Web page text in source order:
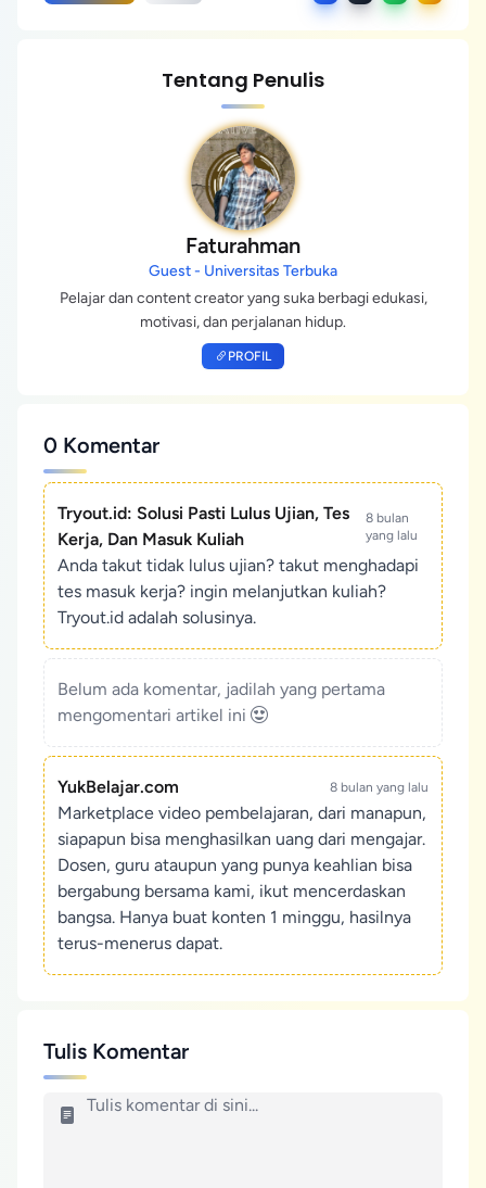
Tentang Penulis
Faturahman
Guest - Universitas Terbuka
Pelajar dan content creator yang suka berbagi edukasi,
motivasi, dan perjalanan hidup.
PROFIL
0 Komentar
Tryout.id: Solusi Pasti Lulus Ujian, Tes
Kerja, Dan Masuk Kuliah
8 bulan
yang lalu
Anda takut tidak lulus ujian? takut menghadapi
tes masuk kerja? ingin melanjutkan kuliah?
Tryout.id adalah solusinya.
Belum ada komentar, jadilah yang pertama
mengomentari artikel ini
YukBelajar.com 8 bulan yang lalu
Marketplace video pembelajaran, dari manapun,
siapapun bisa menghasilkan uang dari mengajar.
Dosen, guru ataupun yang punya keahlian bisa
bergabung bersama kami, ikut mencerdaskan
bangsa. Hanya buat konten 1 minggu, hasilnya
terus-menerus dapat.
Tulis Komentar